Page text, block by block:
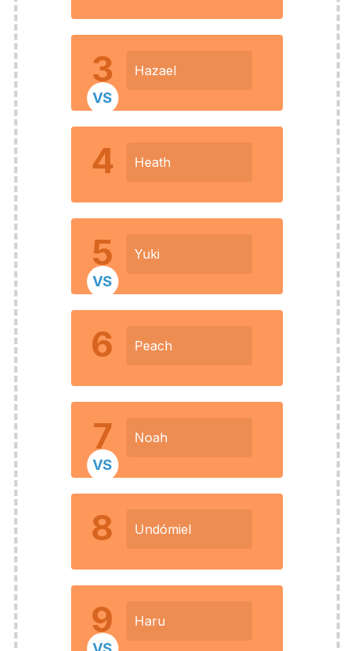
3 Hazael
VS
4 Heath
5 Yuki
VS
6 Peach
7 Noah
VS
8 Undómiel
9 Haru